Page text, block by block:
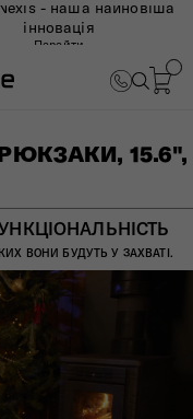
- наша найновіша
інновація
Перейти
15.6",
ВОНИ БУДУТЬ У ЗАХВАТІ.​